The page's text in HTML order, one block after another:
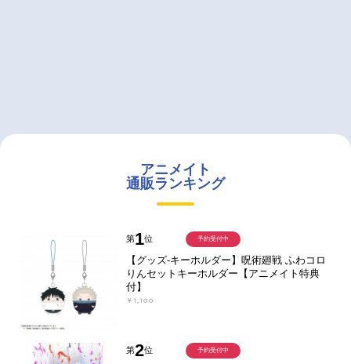
アニメイト
通販ランキング
第1位
【グッズ-キーホルダー】呪術廻戦 ふわコロ
りんセットキーホルダー【アニメイト特典
付】
￥1,100
予約受付中
第2位 予約受付中